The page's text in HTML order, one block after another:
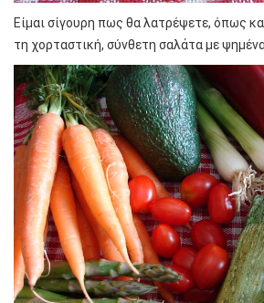
Είμαι σίγουρη πως θα λατρέψετε, όπως
τη χορταστική, σύνθετη σαλάτα με